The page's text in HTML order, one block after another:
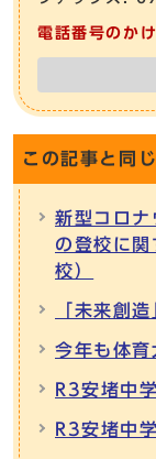
電話番号のか
この記事と同
新型コロナ
の登校に
校）
「未来創
今年も体育
R3安堵中
R3安堵中